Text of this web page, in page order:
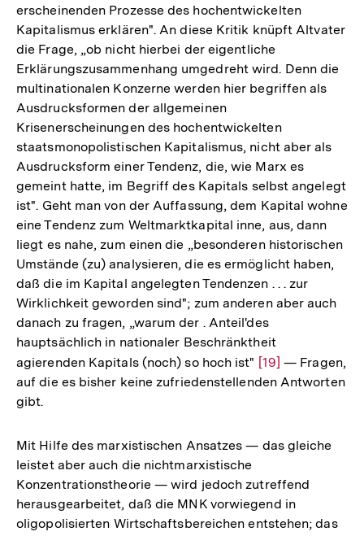
erscheinenden Prozesse des hochentwickelten
Kapitalismus erklären". An diese Kritik knüpft Altvater
die Frage, „ob nicht hierbei der eigentliche
Erklärungszusammenhang umgedreht wird. Denn die
multinationalen Konzerne werden hier begriffen als
Ausdrucksformen der allgemeinen
Krisenerscheinungen des hochentwickelten
staatsmonopolistischen Kapitalismus, nicht aber als
Ausdrucksform einer Tendenz, die, wie Marx es
gemeint hatte, im Begriff des Kapitals selbst angelegt
ist". Geht man von der Auffassung, dem Kapital wohne
eine Tendenz zum Weltmarktkapital inne, aus, dann
liegt es nahe, zum einen die „besonderen historischen
Umstände (zu) analysieren, die es ermöglicht haben,
daß die im Kapital angelegten Tendenzen . . . zur
Wirklichkeit geworden sind"; zum anderen aber auch
danach zu fragen, „warum der . Anteil'des
hauptsächlich in nationaler Beschränktheit
agierenden Kapitals (noch) so hoch ist" Zur
Auflösung
[19] — Fragen,
auf die es bisher keine zufriedenstellenden Antworten
gibt.
Mit Hilfe des marxistischen Ansatzes — das gleiche
leistet aber auch die nichtmarxistische
Konzentrationstheorie — wird jedoch zutreffend
herausgearbeitet, daß die MNK vorwiegend in
oligopolisierten Wirtschaftsbereichen entstehen; das